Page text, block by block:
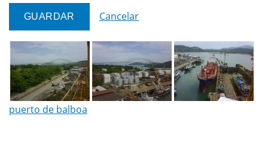
Cancelar
puerto de balboa